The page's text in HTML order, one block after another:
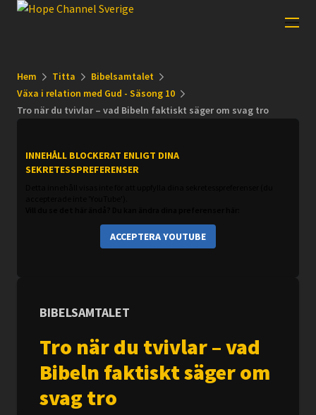
Hem Titta
Bibelsamtalet
Växa i relation med Gud - Säsong 10
Tro när du tvivlar – vad Bibeln faktiskt säger om svag tro
INNEHÅLL BLOCKERAT ENLIGT DINA
SEKRETESSPREFERENSER
ACCEPTERA YOUTUBE
BIBELSAMTALET
Tro när du tvivlar – vad
Bibeln faktiskt säger om
svag tro